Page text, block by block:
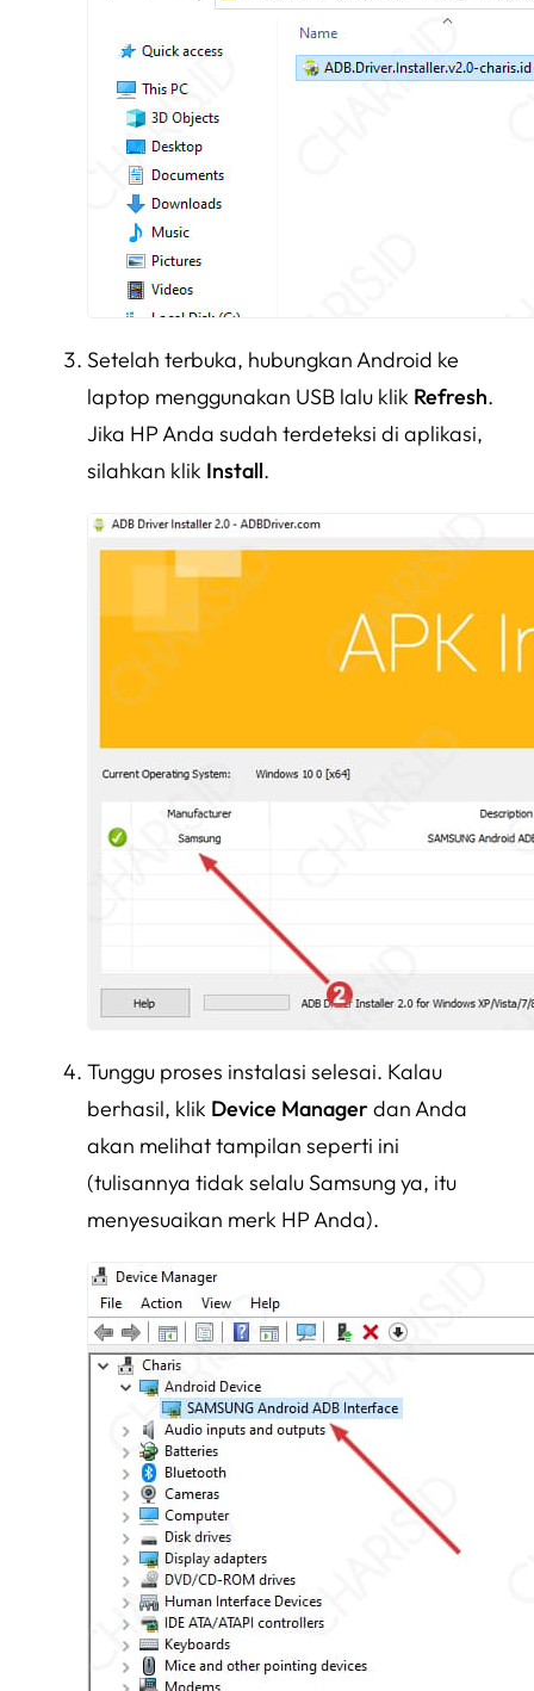
Setelah terbuka, hubungkan Android ke
laptop menggunakan USB lalu klik Refresh.
Jika HP Anda sudah terdeteksi di aplikasi,
silahkan klik Install.
Tunggu proses instalasi selesai. Kalau
berhasil, klik Device Managerdan Anda
akan melihat tampilan seperti ini
(tulisannya tidak selalu Samsung ya, itu
menyesuaikan merk HP Anda).